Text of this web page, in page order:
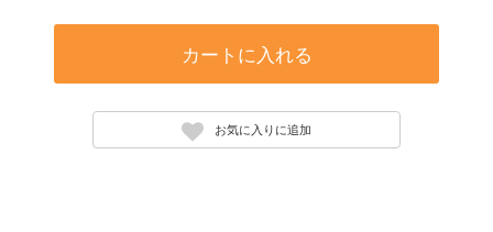
カートに入れる
お気に入りに追加